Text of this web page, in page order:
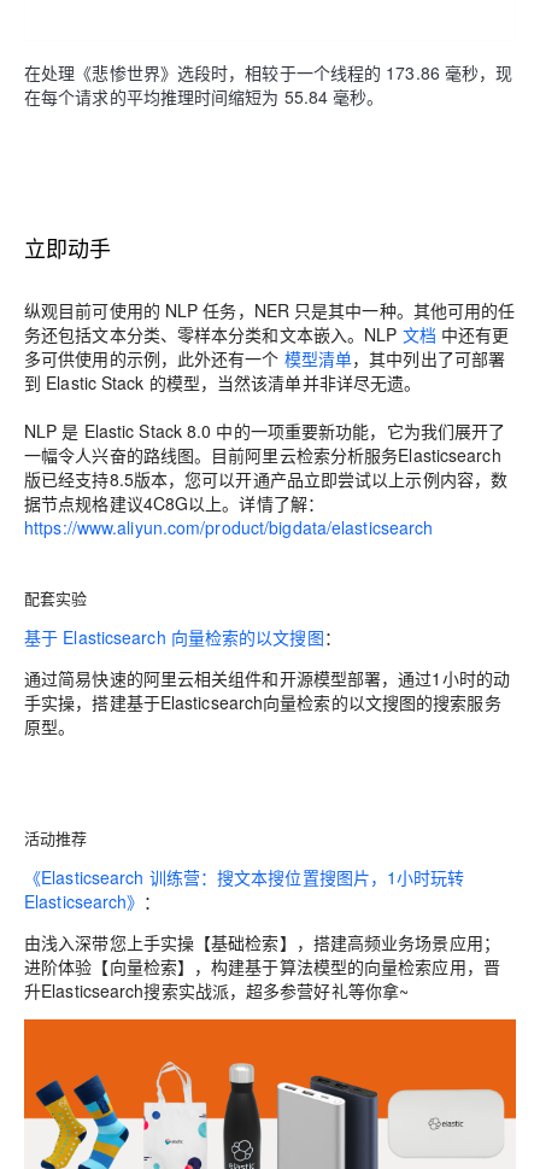
在处理《悲惨世界》选段时，相较于一个线程的 173.86 毫秒，现
在每个请求的平均推理时间缩短为 55.84 毫秒。
立即动手
纵观目前可使用的 NLP 任务，NER 只是其中一种。其他可用的任
务还包括文本分类、零样本分类和文本嵌入。NLP 文档 中还有更
多可供使用的示例，此外还有一个 模型清单，其中列出了可部署
到 Elastic Stack 的模型，当然该清单并非详尽无遗。
NLP 是 Elastic Stack 8.0 中的一项重要新功能，它为我们展开了
一幅令人兴奋的路线图。目前阿里云检索分析服务Elasticsearch
版已经支持8.5版本，您可以开通产品立即尝试以上示例内容，数
据节点规格建议4C8G以上。详情了解：
https://www.aliyun.com/product/bigdata/elasticsearch
配套实验
基于 Elasticsearch 向量检索的以文搜图：
通过简易快速的阿里云相关组件和开源模型部署，通过1小时的动
手实操，搭建基于Elasticsearch向量检索的以文搜图的搜索服务
原型。
活动推荐
《Elasticsearch 训练营： 搜文本搜位置搜图片，1小时玩转
Elasticsearch》 ：
由浅入深带您上手实操【基础检索】，搭建高频业务场景应用；
进阶体验【向量检索】，构建基于算法模型的向量检索应用，晋
升Elasticsearch搜索实战派，超多参营好礼等你拿~